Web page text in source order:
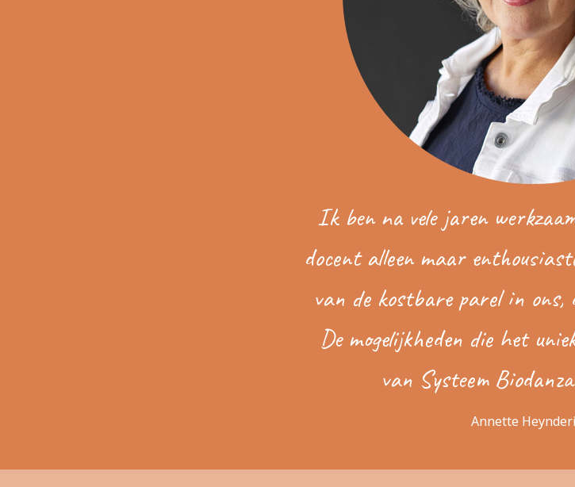
Ik ben na vele jaren
docent alleen maar
van de kostbare parel in ons,
De mogelijkheden die het
van Systeem
Annette